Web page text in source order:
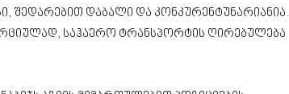
შედარებით დაბალი და კონკურენტუნარიანია.
საჰაერო ტრანსპორტის ღირებულება